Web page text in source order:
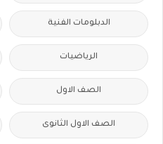
الدبلومات الفنية
الرياضيات
الصف الاول
الصف الاول الثانوى